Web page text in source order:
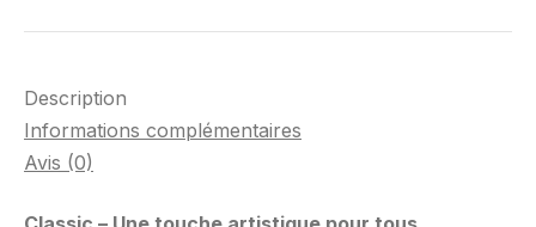
Description
Informations complémentaires
Avis (0)